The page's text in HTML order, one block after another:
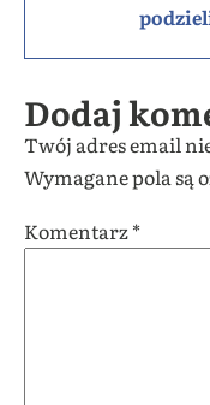
Dodaj
Twój adres email
Wymagane pola są
Komentarz*